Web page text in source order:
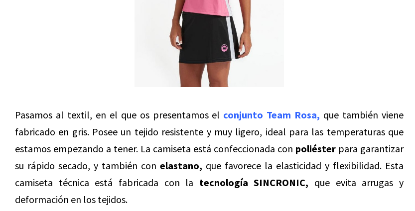
Pasamos al textil, en el que os presentamos el conjunto Team Rosa, que también viene
fabricado en gris. Posee un tejido resistente y muy ligero, ideal para las temperaturas que
estamos empezando a tener. La camiseta está confeccionada con poliéster para garantizar
su rápido secado, y también con elastano, que favorece la elasticidad y flexibilidad. Esta
camiseta técnica está fabricada con la tecnología SINCRONIC, que evita arrugas y
deformación en los tejidos.